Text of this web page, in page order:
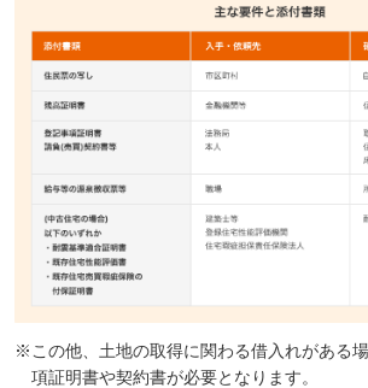
この他、土地の取得に関わる借入れがある
項証明書や契約書が必要となります。